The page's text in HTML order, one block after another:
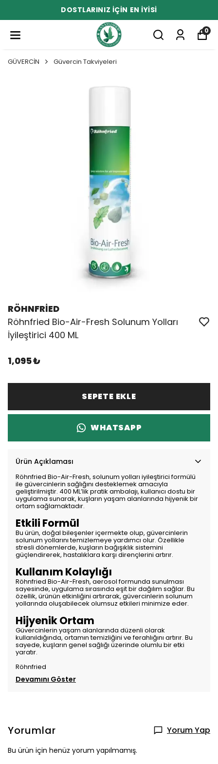
DOSTLARINIZ İÇİN EN İYİSİ
0
GÜVERCİN Güvercin Takviyeleri
RÖHNFRİED
Röhnfried Bio-Air-Fresh Solunum Yolları
İyileştirici 400 ML
1,095 ₺
SEPETE EKLE
WHATSAPP
Ürün Açıklaması
Röhnfried Bio-Air-Fresh, solunum yolları iyileştirici formülü
ile güvercinlerin sağlığını desteklemek amacıyla
geliştirilmiştir. 400 ML’lik pratik ambalajı, kullanıcı dostu bir
uygulama sunarak, kuşların yaşam alanlarında hijyenik bir
ortam sağlamaktadır.
Etkili Formül
Bu ürün, doğal bileşenler içermekte olup, güvercinlerin
solunum yollarını temizlemeye yardımcı olur. Özellikle
stresli dönemlerde, kuşların bağışıklık sistemini
güçlendirerek, hastalıklara karşı dirençlerini artırır.
Kullanım Kolaylığı
Röhnfried Bio-Air-Fresh, aerosol formunda sunulması
sayesinde, uygulama sırasında eşit bir dağılım sağlar. Bu
özellik, ürünün etkinliğini artırarak, güvercinlerin solunum
yollarında oluşabilecek olumsuz etkileri minimize eder.
Hijyenik Ortam
Güvercinlerin yaşam alanlarında düzenli olarak
kullanıldığında, ortamın temizliğini ve ferahlığını artırır. Bu
sayede, kuşların genel sağlığı üzerinde olumlu bir etki
yaratır.
Röhnfried
Devamını Göster
Yorumlar Yorum Yap
Bu ürün için henüz yorum yapılmamış.